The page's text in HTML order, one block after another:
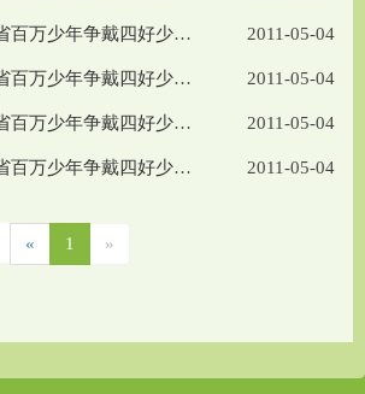
南师大附小江苏省百万少年争戴四好少年”展评活动队员介绍——李汝诚 2011-05-04
南师大附小江苏省百万少年争戴四好少年”展评活动队员介绍——陈硕 2011-05-04
南师大附小江苏省百万少年争戴四好少年”展评活动队员介绍——张宇航 2011-05-04
南师大附小江苏省百万少年争戴四好少年”展评推荐名单 2011-05-04
« 1 »